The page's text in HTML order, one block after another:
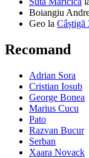
Boiangiu
Geo la Câștigă
Recomand
Adrian Sora
Cristian Iosub
George Bonea
Marius Cucu
Pato
Razvan Bucur
Serban
Xaara Novack